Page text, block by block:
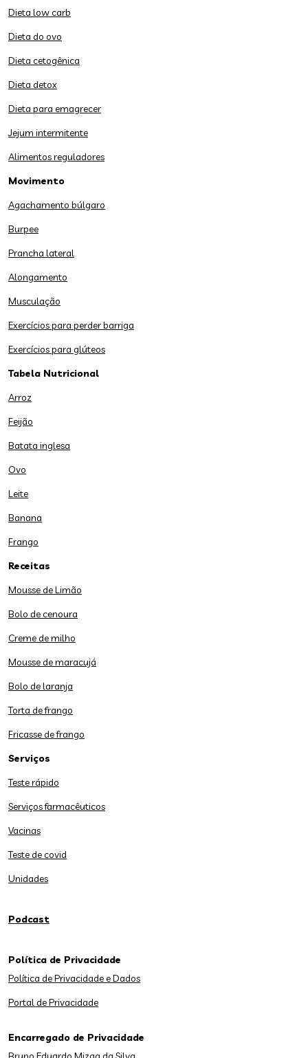
Dieta low carb
Dieta do ovo
Dieta cetogênica
Dieta detox
Dieta para emagrecer
Jejum intermitente
Alimentos reguladores
Movimento
Agachamento búlgaro
Burpee
Prancha lateral
Alongamento
Musculação
Exercícios para perder barriga
Exercícios para glúteos
Tabela Nutricional
Arroz
Feijão
Batata inglesa
Ovo
Leite
Banana
Frango
Receitas
Mousse de Limão
Bolo de cenoura
Creme de milho
Mousse de maracujá
Bolo de laranja
Torta de frango
Fricasse de frango
Serviços
Teste rápido
Serviços farmacêuticos
Vacinas
Teste de covid
Unidades
Podcast
Política de Privacidade
Política de Privacidade e Dados
Portal de Privacidade
Encarregado de Privacidade